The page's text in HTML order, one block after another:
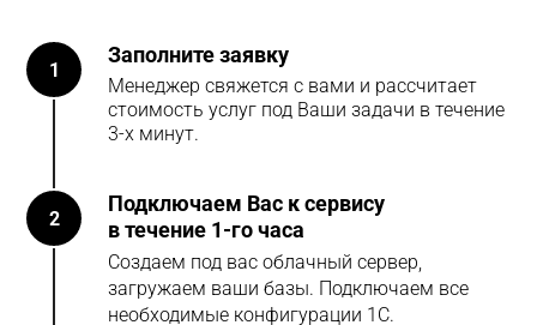
1
Заполните заявку
Менеджер свяжется с вами и рассчитает
стоимость услуг под Ваши задачи в течение
3-х минут.
2
Подключаем Вас к сервису
в течение 1-го часа
Создаем под вас облачный сервер,
загружаем ваши базы. Подключаем все
необходимые конфигурации 1С.